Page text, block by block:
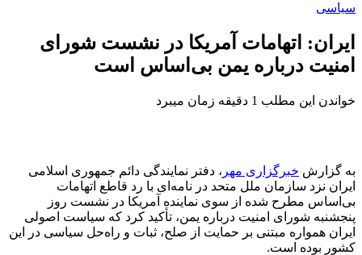
سیاسی
ایران: اتهامات آمریکا در نشست شورای
امنیت درباره یمن بی‌اساس است
خواندن این مطلب 1 دقیقه زمان میبرد
به گزارش خبرگزاری مهر ، دفتر نمایندگی دائم جمهوری اسلامی
ایران نزد سازمان ملل متحد در نامه‌ای با رد قاطع اتهامات
بی‌اساس مطرح شده از سوی نماینده آمریکا در نشست روز
پنجشنبه شورای امنیت درباره یمن، تأکید کرد که سیاست اصولی
ایران همواره مبتنی بر حمایت از صلح، ثبات و راه‌حل سیاسی در این
کشور بوده است.